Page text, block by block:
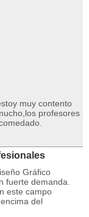
muy contento
profesores
Gráfico
fuerte demanda.
este campo
del